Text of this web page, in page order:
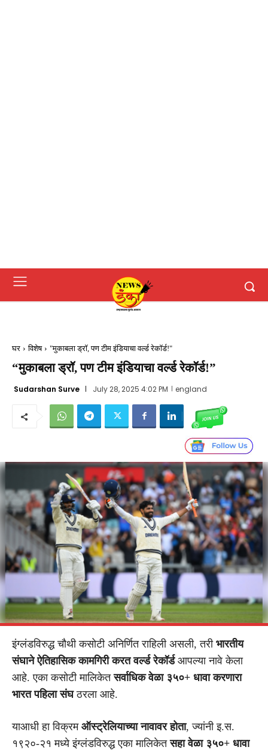
घर विशेष "मुकाबला ड्रॉ, पण टीम इंडियाचा वर्ल्ड रेकॉर्ड!"
“मुकाबला ड्रॉ, पण टीम इंडियाचा वर्ल्ड रेकॉर्ड!”
Sudarshan Surve July 28, 2025 4:02 PM england
इंग्लंडविरुद्ध चौथी कसोटी अनिर्णित राहिली असली, तरी भारतीय
संघाने ऐतिहासिक कामगिरी करत वर्ल्ड रेकॉर्डआपल्या नावे केला
आहे. एका कसोटी मालिकेतसर्वाधिक वेळा ३५०+ धावा करणारा
भारत पहिला संघठरला आहे.
याआधी हा विक्रम ऑस्ट्रेलियाच्या नावावर होता, ज्यांनी इ.स.
१९२०-२१ मध्ये इंग्लंडविरुद्ध एका मालिकेतसहा वेळा ३५०+ धावा